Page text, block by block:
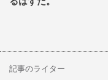
記事のライター